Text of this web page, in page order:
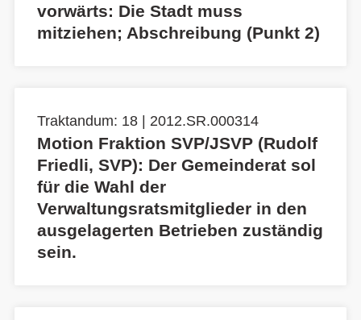
vorwärts: Die Stadt muss
mitziehen; Abschreibung (Punkt 2)
Traktandum: 18 | 2012.SR.000314
Motion Fraktion SVP/JSVP (Rudolf
Friedli, SVP): Der Gemeinderat sol
für die Wahl der
Verwaltungsratsmitglieder in den
ausgelagerten Betrieben zuständig
sein.